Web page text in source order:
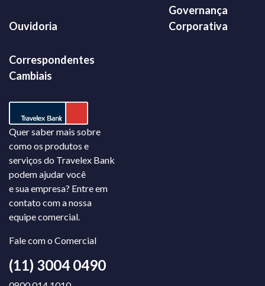
Ouvidoria
Correspondentes
Cambiais
Governança
Corporativa
Quer saber mais sobre
como os produtos e
serviços do Travelex Bank
podem ajudar você
e sua empresa? Entre em
contato com a nossa
equipe comercial.
Fale com o Comercial
(11) 3004 0490